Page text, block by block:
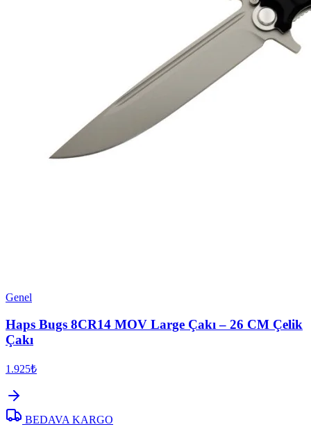
Genel
Haps Bugs 8CR14 MOV Large Çakı – 26 CM Çelik
Çakı
1.925₺
BEDAVA KARGO